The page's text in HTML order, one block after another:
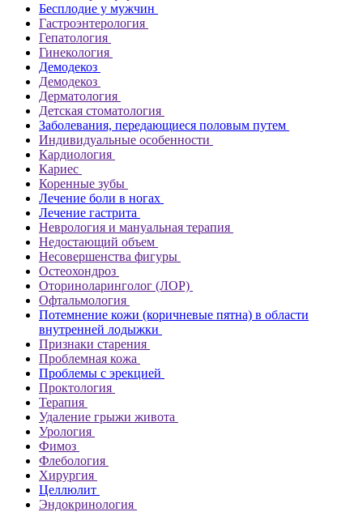
Бесплодие у мужчин
Гастроэнтерология
Гепатология
Гинекология
Демодекоз
Демодекоз
Дерматология
Детская стоматология
Заболевания, передающиеся половым путем
Индивидуальные особенности
Кардиология
Кариес
Коренные зубы
Лечение боли в ногах
Лечение гастрита
Неврология и мануальная терапия
Недостающий объем
Несовершенства фигуры
Остеохондроз
Оториноларинголог (ЛОР)
Офтальмология
Потемнение кожи (коричневые пятна) в области
внутренней лодыжки
Признаки старения
Проблемная кожа
Проблемы с эрекцией
Проктология
Терапия
Удаление грыжи живота
Урология
Фимоз
Флебология
Хирургия
Целлюлит
Эндокринология